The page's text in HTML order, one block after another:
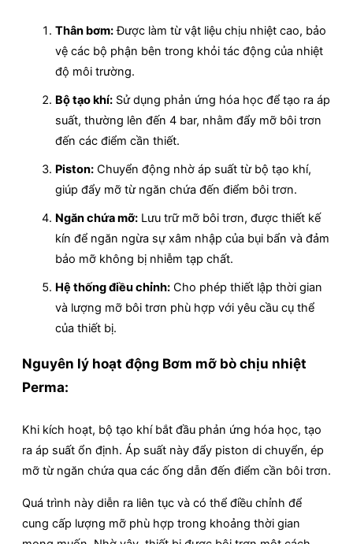
Thân bơm:Được làm từ vật liệu chịu nhiệt cao, bảo
vệ các bộ phận bên trong khỏi tác động của nhiệt
độ môi trường.
Bộ tạo khí: Sử dụng phản ứng hóa học để tạo ra áp
suất, thường lên đến 4 bar, nhằm đẩy mỡ bôi trơn
đến các điểm cần thiết.
Piston: Chuyển động nhờ áp suất từ bộ tạo khí,
giúp đẩy mỡ từ ngăn chứa đến điểm bôi trơn.
Ngăn chứa mỡ: Lưu trữ mỡ bôi trơn, được thiết kế
kín để ngăn ngừa sự xâm nhập của bụi bẩn và đảm
bảo mỡ không bị nhiễm tạp chất.
Hệ thống điều chỉnh: Cho phép thiết lập thời gian
và lượng mỡ bôi trơn phù hợp với yêu cầu cụ thể
của thiết bị.
Nguyên lý hoạt động Bơm mỡ bò chịu nhiệt
Perma:
Khi kích hoạt, bộ tạo khí bắt đầu phản ứng hóa học, tạo
ra áp suất ổn định. Áp suất này đẩy piston di chuyển, ép
mỡ từ ngăn chứa qua các ống dẫn đến điểm cần bôi trơn.
Quá trình này diễn ra liên tục và có thể điều chỉnh để
cung cấp lượng mỡ phù hợp trong khoảng thời gian